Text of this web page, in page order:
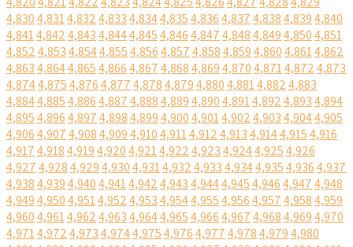
4,8304,8314,8324,8334,8344,8354,8364,8374,8384,8394,840
4,8414,8424,8434,8444,8454,8464,8474,8484,8494,8504,851
4,8524,8534,8544,8554,8564,8574,8584,8594,8604,8614,862
4,8634,8644,8654,8664,8674,8684,8694,8704,8714,8724,873
4,8744,8754,8764,8774,8784,8794,8804,8814,8824,883
4,8844,8854,8864,8874,8884,8894,8904,8914,8924,8934,894
4,8954,8964,8974,8984,8994,9004,9014,9024,9034,9044,905
4,9064,9074,9084,9094,9104,9114,9124,9134,9144,9154,916
4,9174,9184,9194,9204,9214,9224,9234,9244,9254,926
4,9274,9284,9294,9304,9314,9324,9334,9344,9354,9364,937
4,9384,9394,9404,9414,9424,9434,9444,9454,9464,9474,948
4,9494,9504,9514,9524,9534,9544,9554,9564,9574,9584,959
4,9604,9614,9624,9634,9644,9654,9664,9674,9684,9694,970
4,9714,9724,9734,9744,9754,9764,9774,9784,9794,980